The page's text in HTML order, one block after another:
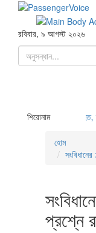
রবিবার, ৯ আগস্ট ২০২৬
শিরোনাম
সড়ক দুর্ঘটনা ৯ জন নিহত, দুই
হোম
প্রশ্নে